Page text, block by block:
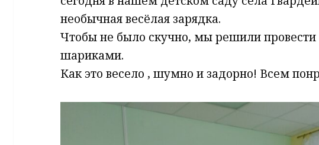
необычная весёлая зарядка.
Чтобы не было скучно, мы решили
шариками.
Как это весело , шумно и задорно! Всем